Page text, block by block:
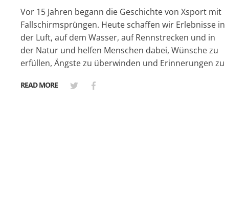
Vor 15 Jahren begann die Geschichte von Xsport mit
Fallschirmsprüngen. Heute schaffen wir Erlebnisse in
der Luft, auf dem Wasser, auf Rennstrecken und in
der Natur und helfen Menschen dabei, Wünsche zu
erfüllen, Ängste zu überwinden und Erinnerungen zu
READ MORE